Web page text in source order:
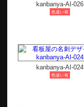
kanbanya-AI-026
色違い有
kanbanya-AI-024
色違い有